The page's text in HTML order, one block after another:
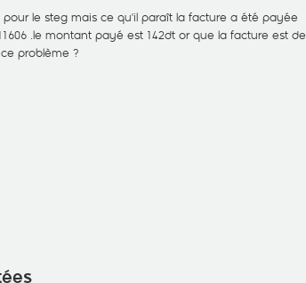
le steg mais ce qu'il paraît la facture a été payée
.le montant payé est 142dt or que la facture est de
problème ?